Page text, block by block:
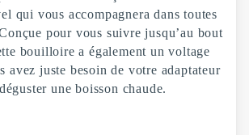
qui vous accompagnera dans toutes
pour vous suivre jusqu’au bout
bouilloire a également un voltage
avez juste besoin de votre adaptateur
une boisson chaude.